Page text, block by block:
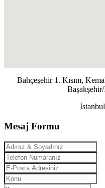
Bahçeşehir 1. Kısım,
Mesaj Formu